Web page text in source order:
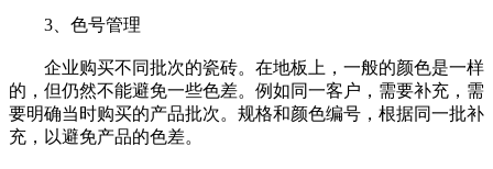
3、色号管理
企业购买不同批次的瓷砖。在地板上，一般的颜色是一样
的，但仍然不能避免一些色差。例如同一客户，需要补充，需
要明确当时购买的产品批次。规格和颜色编号，根据同一批补
充，以避免产品的色差。